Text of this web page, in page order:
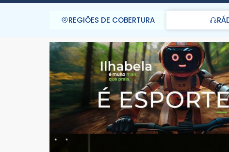
REGIÕES DE COBERTURA